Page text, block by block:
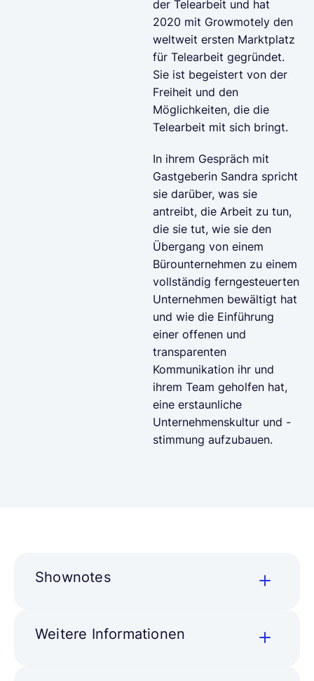
der Telearbeit und hat
2020 mit Growmotely den
weltweit ersten Marktplatz
für Telearbeit gegründet.
Sie ist begeistert von der
Freiheit und den
Möglichkeiten, die die
Telearbeit mit sich bringt.
In ihrem Gespräch mit
Gastgeberin Sandra spricht
sie darüber, was sie
antreibt, die Arbeit zu tun,
die sie tut, wie sie den
Übergang von einem
Bürounternehmen zu einem
vollständig ferngesteuerten
Unternehmen bewältigt hat
und wie die Einführung
einer offenen und
transparenten
Kommunikation ihr und
ihrem Team geholfen hat,
eine erstaunliche
Unternehmenskultur und -
stimmung aufzubauen.
Shownotes
Weitere Informationen